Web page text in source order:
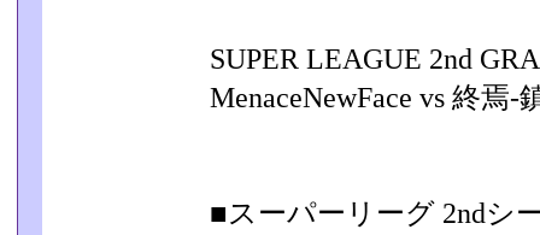
SUPER LEAGUE 2nd
MenaceNewFace vs 終焉-
■スーパーリーグ 2nd